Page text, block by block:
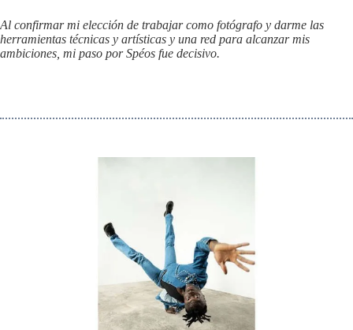
Al confirmar mi elección de trabajar como fotógrafo y darme las
herramientas técnicas y artísticas y una red para alcanzar mis
ambiciones, mi paso por Spéos fue decisivo.